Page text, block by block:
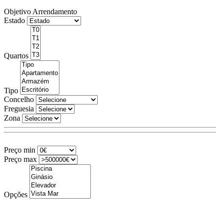
Objetivo Arrendamento
Estado
Quartos
Tipo
Concelho
Freguesia
Zona
Preço min
Preço max
Opções